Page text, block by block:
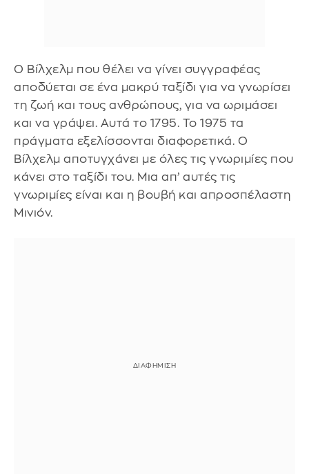
Ο Βίλχελμ που θέλει να γίνει συγγραφέας
αποδύεται σε ένα μακρύ ταξίδι για να γνωρίσει
τη ζωή και τους ανθρώπους, για να ωριμάσει
και να γράψει. Αυτά το 1795. Το 1975 τα
πράγματα εξελίσσονται διαφορετικά. Ο
Βίλχελμ αποτυγχάνει με όλες τις γνωριμίες που
κάνει στο ταξίδι του. Μια απ’ αυτές τις
γνωριμίες είναι και η βουβή και απροσπέλαστη
Μινιόν.